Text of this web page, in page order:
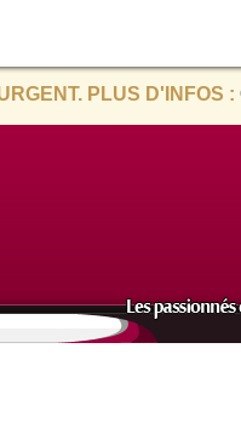
PLUS D'INFOS :